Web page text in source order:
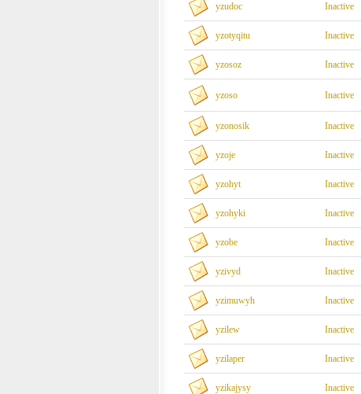
yzudoc Inactive
yzotyqitu Inactive
yzosoz Inactive
yzoso Inactive
yzonosik Inactive
yzoje Inactive
yzohyt Inactive
yzohyki Inactive
yzobe Inactive
yzivyd Inactive
yzimuwyh Inactive
yzilew Inactive
yzilaper Inactive
yzikajysy Inactive